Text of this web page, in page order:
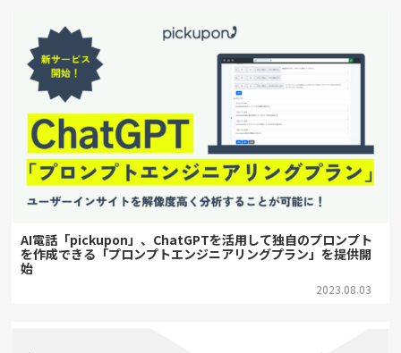
AI電話「pickupon」、ChatGPTを活用して独自のプロンプト
を作成できる「プロンプトエンジニアリングプラン」を提供開
始
2023.08.03